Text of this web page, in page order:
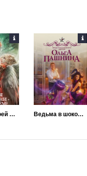
Мелодия моей жизни - потанцуем? Ведьма в шоколаде